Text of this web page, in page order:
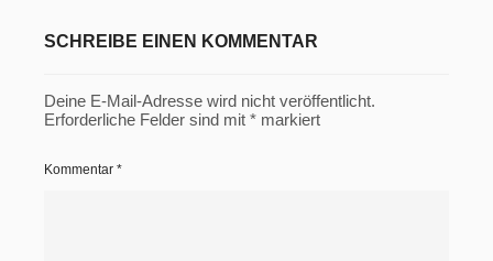
SCHREIBE EINEN KOMMENTAR
Deine E-Mail-Adresse wird nicht veröffentlicht.
Erforderliche Felder sind mit * markiert
Kommentar *